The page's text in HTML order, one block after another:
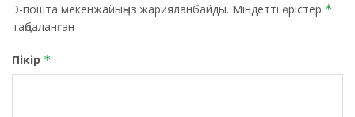
Э-пошта мекенжайыңыз жарияланбайды. Міндетті өрістер *
таңбаланған
Пікір *